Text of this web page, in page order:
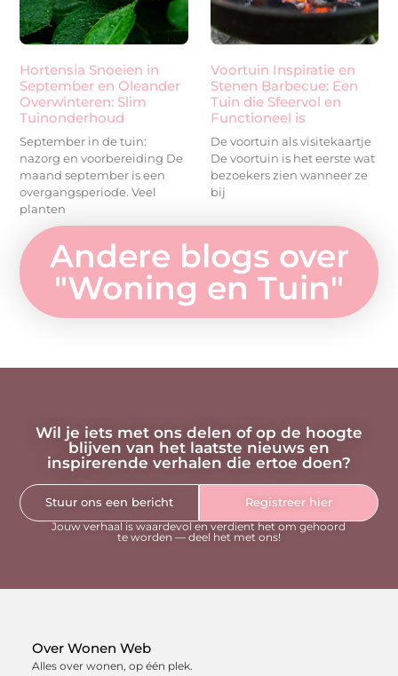
Hortensia Snoeien in
September en Oleander
Overwinteren: Slim
Tuinonderhoud
September in de tuin:
nazorg en voorbereiding De
maand september is een
overgangsperiode. Veel
planten
Voortuin Inspiratie en
Stenen Barbecue: Een
Tuin die Sfeervol en
Functioneel is
De voortuin als visitekaartje
De voortuin is het eerste wat
bezoekers zien wanneer ze
bij
Andere blogs over
"Woning en Tuin"
Wil je iets met ons delen of op de hoogte
blijven van het laatste nieuws en
inspirerende verhalen die ertoe doen?
Stuur ons een bericht
Registreer hier
Jouw verhaal is waardevol en verdient het om gehoord
te worden — deel het met ons!
Over Wonen Web
Alles over wonen, op één plek.